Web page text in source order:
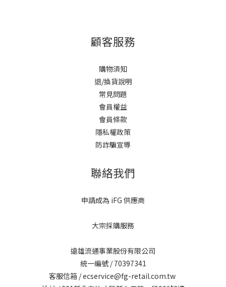
顧客服務
購物須知
退/換貨說明
常見問題
會員權益
會員條款
隱私權政策
防詐騙宣導
聯絡我們
申請成為 iFG 供應商
大宗採購服務
遠雄流通事業股份有限公司
統一編號 / 70397341
客服信箱 / ecservice@fg-retail.com.tw